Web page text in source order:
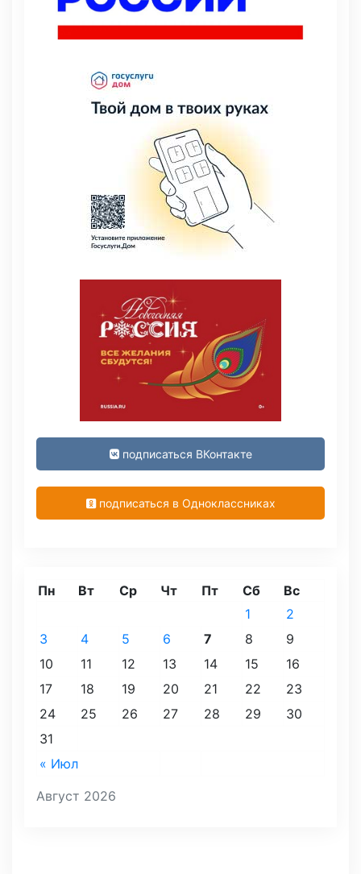
подписаться ВКонтакте
подписаться в Одноклассниках
Август 2026
Пн Вт Ср Чт Пт Сб Вс
« Июл
1
2
3
4 5 6 7 8
9
10
11 12 13 14 15
16
17
18 19 20 21 22
23
24
25 26 27 28 29
30
31